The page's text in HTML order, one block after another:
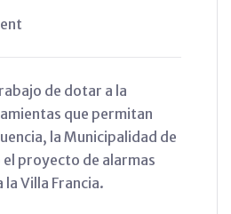
de dotar a la
que permitan
la Municipalidad de
proyecto de alarmas
Villa Francia.